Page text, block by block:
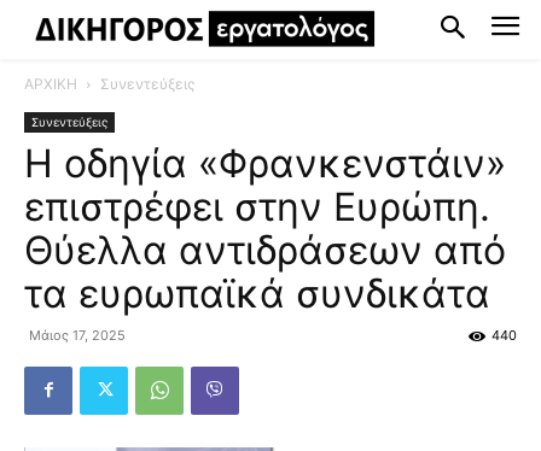
ΑΡΧΙΚΗ Συνεντεύξεις
Συνεντεύξεις
Η οδηγία «Φρανκενστάιν»
επιστρέφει στην Ευρώπη.
Θύελλα αντιδράσεων από
τα ευρωπαϊκά συνδικάτα
Μάιος 17, 2025 440